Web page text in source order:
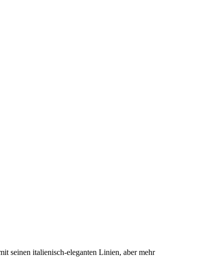
seinen italienisch-eleganten Linien, aber mehr